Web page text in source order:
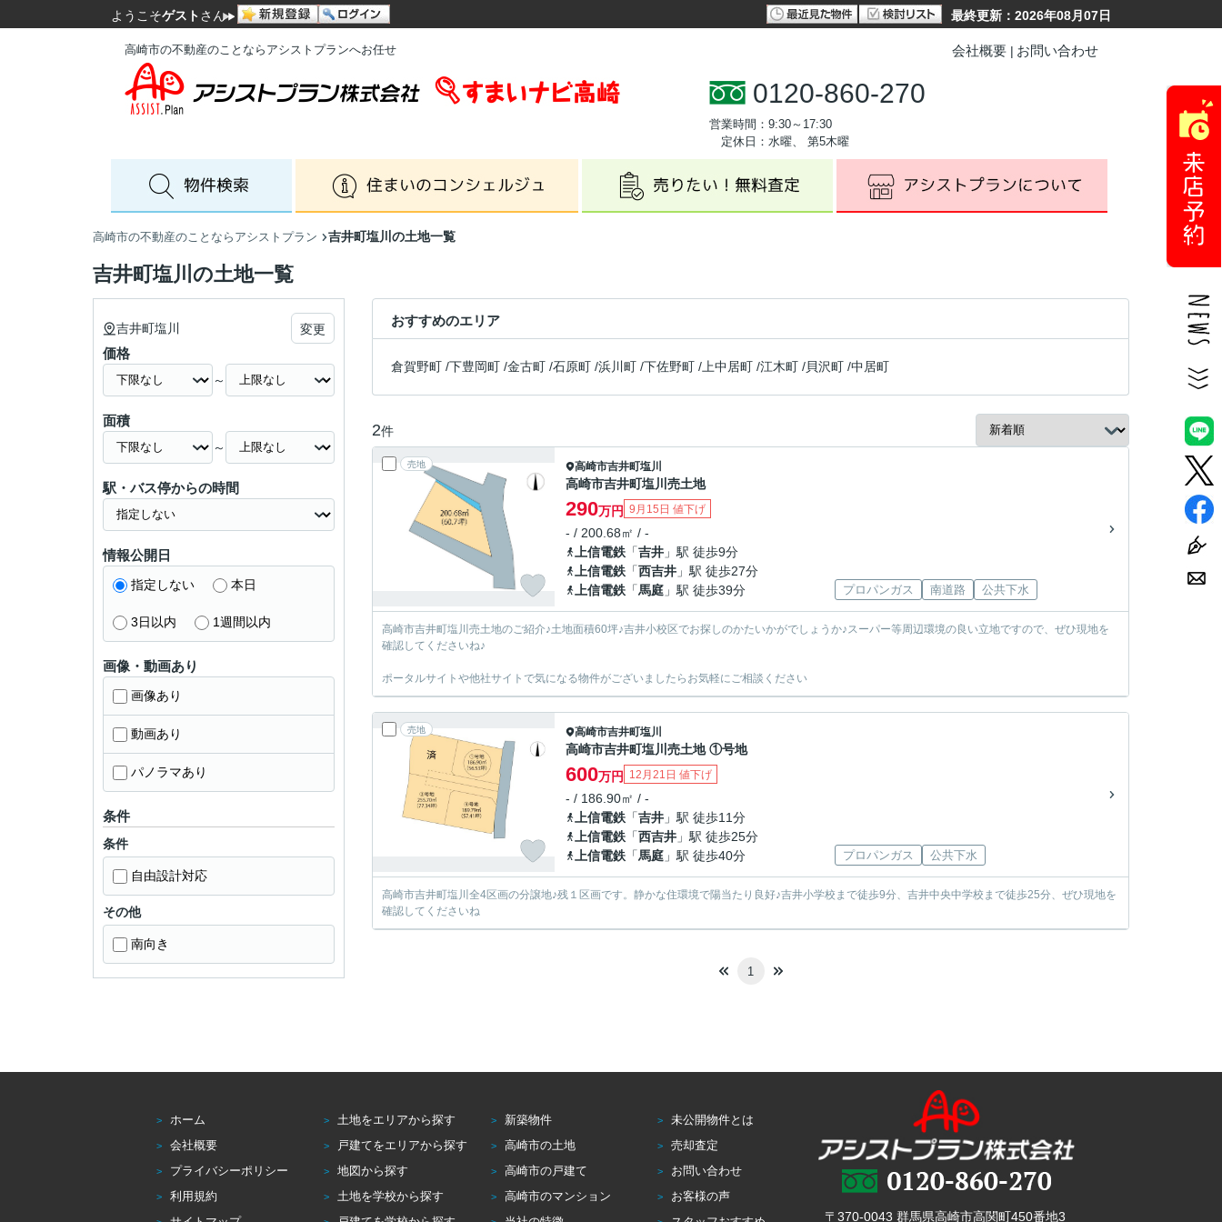
ようこそゲスト さん 最終更新：2026年08月07日
高崎市の不動産のことならアシストプランへお任せ 会社概要 お問い合わせ
0120-860-270
営業時間：9:30～17:30
定休日：水曜、 第5木曜
高崎市の不動産のことならアシストプラン 吉井町塩川の土地一覧
吉井町塩川の土地一覧
おすすめのエリア
倉賀野町 /下豊岡町 /金古町 /石原町 /浜川町 /下佐野町 / 上中居町 /江木町 /貝沢町 /中居町
2件
売地 高崎市吉井町塩川
高崎市吉井町塩川売土地
290万円 9月15日 値下げ
- / 200.68㎡ / -
上信電鉄 「吉井 」駅 徒歩9分
上信電鉄 「西吉井 」駅 徒歩27分
上信電鉄 「馬庭 」駅 徒歩39分 プロパンガス 南道路 公共下水
高崎市吉井町塩川売土地のご紹介♪土地面積60坪♪吉井小校区でお探しのかたいかがでしょうか♪スーパー等周辺環境の良い立地ですので、ぜひ現地を
確認してくださいね♪
ポータルサイトや他社サイトで気になる物件がございましたらお気軽にご相談ください
売地 高崎市吉井町塩川
高崎市吉井町塩川売土地 ①号地
600万円 12月21日 値下げ
- / 186.90㎡ / -
上信電鉄 「吉井 」駅 徒歩11分
上信電鉄 「西吉井 」駅 徒歩25分
上信電鉄 「馬庭 」駅 徒歩40分 プロパンガス 公共下水
高崎市吉井町塩川全4区画の分譲地♪残１区画です。静かな住環境で陽当たり良好♪吉井小学校まで徒歩9分、吉井中央中学校まで徒歩25分、ぜひ現地を
確認してくださいね
1
吉井町塩川 変更
価格
～
面積
～
駅・バス停からの時間
情報公開日
指定しない 本日
3日以内 1週間以内
画像・動画あり
画像あり
動画あり
パノラマあり
条件
条件
自由設計対応
その他
南向き
ホーム 土地をエリアから探す 新築物件
未公開物件とは
会社概要
戸建てをエリアから探す 高崎市の土地
売却査定
プライバシーポリシー
地図から探す 高崎市の戸建て
お問い合わせ
利用規約
土地を学校から探す 高崎市のマンション
お客様の声
〒370-0043 群馬県高崎市高関町450番地3